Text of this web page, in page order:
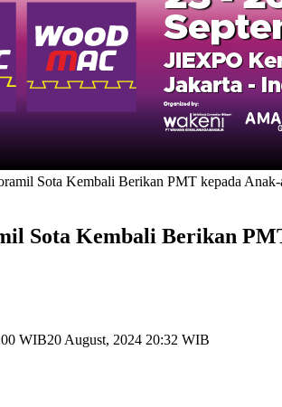
Sota Kembali Berikan PMT kepada
Sota Kembali Berikan
WIB20 August, 2024 20:32 WIB